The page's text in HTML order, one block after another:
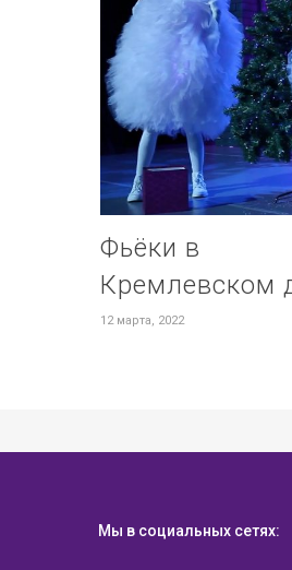
Фьёки в
Кремлевском
12 марта, 2022
Мы в социальных сетях: